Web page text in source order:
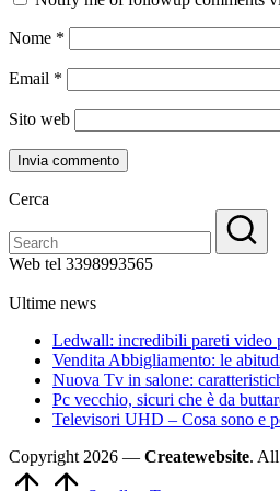
Nome *
Email *
Sito web
Cerca
Web tel 3398993565
Ultime news
Ledwall: incredibili pareti video
Vendita Abbigliamento: le
Nuova Tv in salone:
Pc vecchio, sicuri che è da
Televisori UHD – Cosa sono e
Copyright 2026 — Createwebsite. All